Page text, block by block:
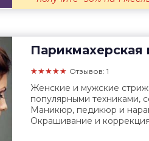
Парикмахерская
★★★★★ Отзывов: 1
Женские и мужские
популярными техниками,
Маникюр, педикюр и
Окрашивание и